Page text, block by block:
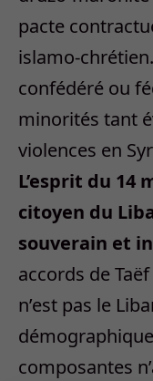
pacte
islamo-
confédéré ou
minorités tant
violences en
L’esprit du 14
citoyen du
souverain et
accords de
n’est pas le
composantes